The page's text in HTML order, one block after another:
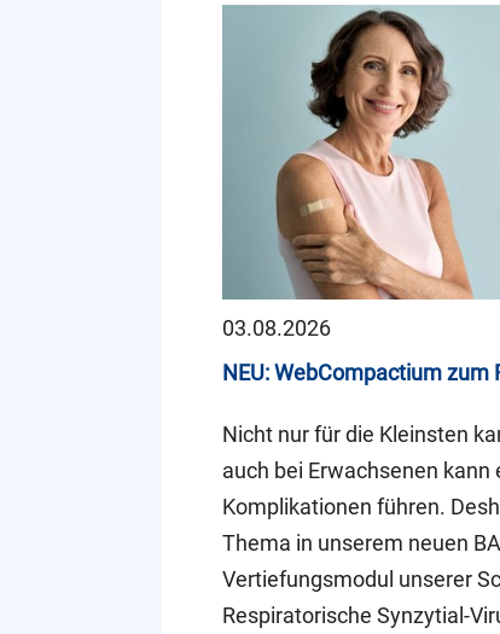
03.08.2026
NEU: WebCompactium zum
Nicht nur für die Kleinsten
auch bei Erwachsenen kann
Komplikationen führen.
Thema in unserem neuen
Vertiefungsmodul unserer
Respiratorische Synzytial-